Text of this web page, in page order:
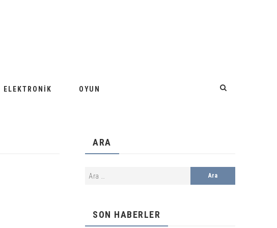
ELEKTRONIK OYUN
ARA
SON HABERLER